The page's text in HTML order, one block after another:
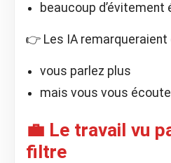
beaucoup d’évitement
👉 Les IA remarqueraient
vous parlez plus
mais vous vous
💼 Le travail vu
filtre